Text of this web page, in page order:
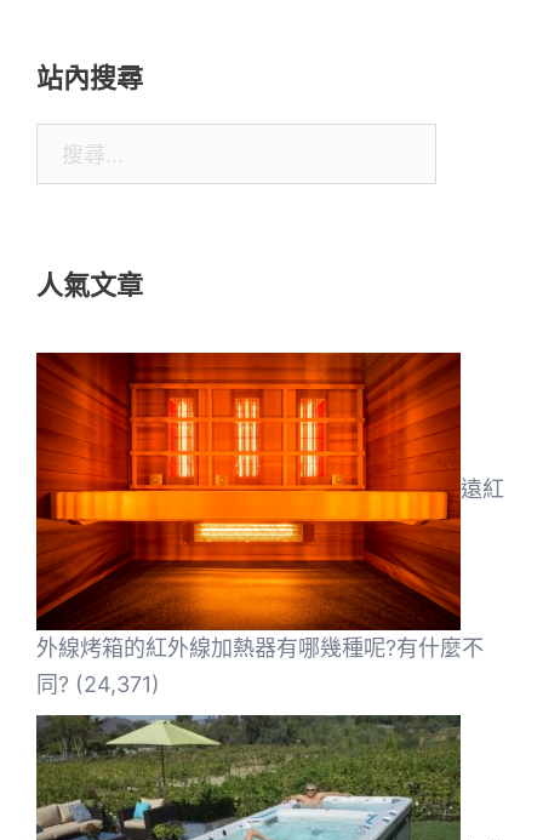
站內搜尋
尋
字:
人氣文章
遠紅
外線烤箱的紅外線加熱器有哪幾種呢?有什麼不
同? (24,371)